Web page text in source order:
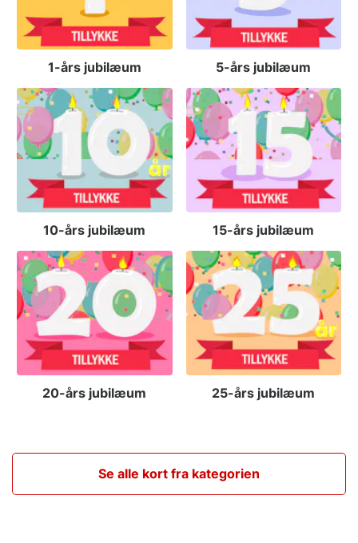
1-års jubilæum 5-års jubilæum
10-års jubilæum 15-års jubilæum
20-års jubilæum 25-års jubilæum
Se alle kort fra kategorien